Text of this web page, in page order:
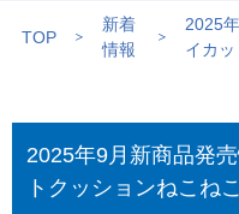
TOP
新着
情報
2025
イカ
2025年9月新商品発
トクッションねこね